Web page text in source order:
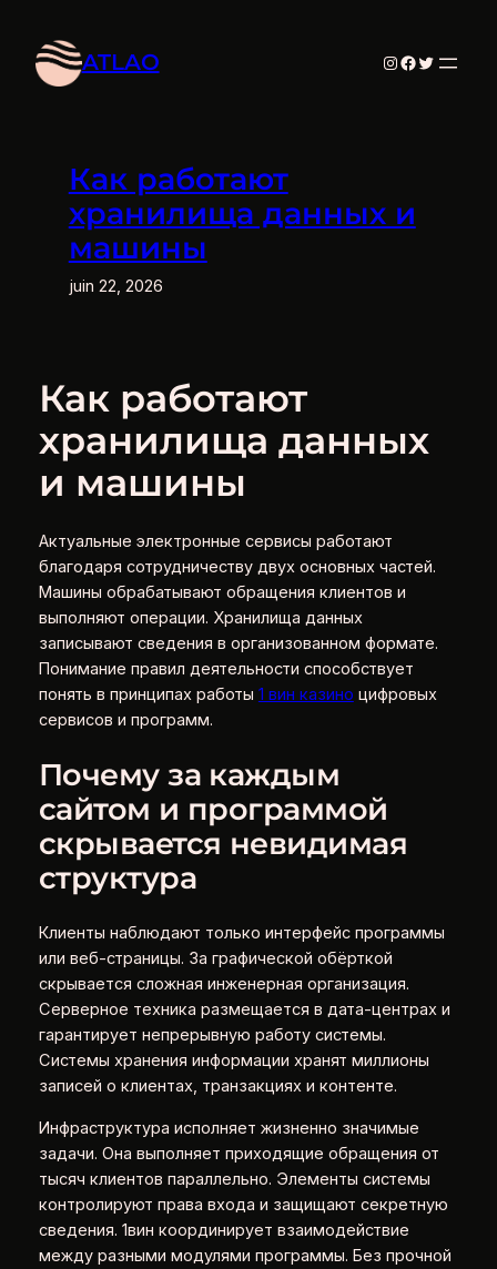
contenu
ATLAO Instagram
Facebook
Twitter
Как работают
хранилища данных и
машины
juin 22, 2026
Как работают
хранилища данных
и машины
Актуальные электронные сервисы работают
благодаря сотрудничеству двух основных частей.
Машины обрабатывают обращения клиентов и
выполняют операции. Хранилища данных
записывают сведения в организованном формате.
Понимание правил деятельности способствует
понять в принципах работы 1 вин казино цифровых
сервисов и программ.
Почему за каждым
сайтом и программой
скрывается невидимая
структура
Клиенты наблюдают только интерфейс программы
или веб-страницы. За графической обёрткой
скрывается сложная инженерная организация.
Серверное техника размещается в дата-центрах и
гарантирует непрерывную работу системы.
Системы хранения информации хранят миллионы
записей о клиентах, транзакциях и контенте.
Инфраструктура исполняет жизненно значимые
задачи. Она выполняет приходящие обращения от
тысяч клиентов параллельно. Элементы системы
контролируют права входа и защищают секретную
сведения. 1вин координирует взаимодействие
между разными модулями программы. Без прочной